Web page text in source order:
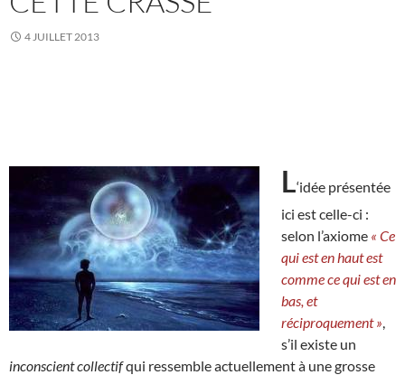
4 JUILLET 2013
L‘idée présentée
ici est celle-ci :
selon l’axiome « Ce
qui est en haut est
comme ce qui est en
bas, et
réciproquement »
s’il existe un
inconscient collectifqui ressemble actuellement à une grosse